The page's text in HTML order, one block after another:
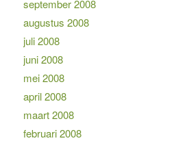
september 2008
augustus 2008
juli 2008
juni 2008
mei 2008
april 2008
maart 2008
februari 2008